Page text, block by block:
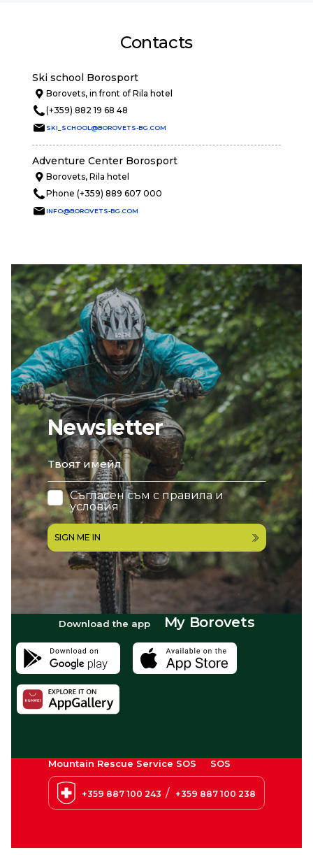
Newsletter
email
Съгласен съм с правила и
условия
SIGN ME IN
Contacts
Ski school Borosport
Borovets, in front of Rila hotel
(+359) 882 19 68 48
SKI_SCHOOL@BOROVETS-BG.COM
Adventure Center Borosport
Borovets, Rila hotel
Phone (+359) 889 607 000
INFO@BOROVETS-BG.COM
Download the app My Borovets
Mountain Rescue Service SOS SOS
+359 887 100 243 / +359 887 100 238